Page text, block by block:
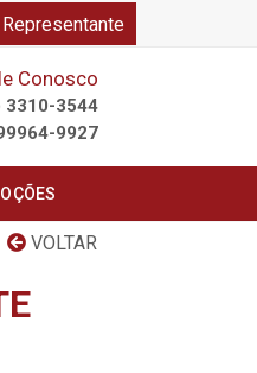
Conosco
3310-3544
9927
VOLTAR